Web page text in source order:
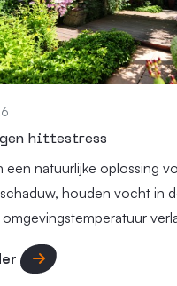
hittestress
een natuurlijke oplossing
houden vocht in